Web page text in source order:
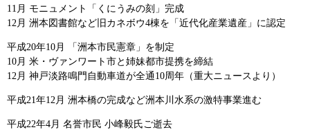
11月 モニュメント「くにうみの刻」完成
12月 洲本図書館など旧カネボウ4棟を「近代化産業遺産」に認定
平成20年10月 「洲本市民憲章」を制定
10月 米・ヴァンワート市と姉妹都市提携を締結
12月 神戸淡路鳴門自動車道が全通10周年（重大ニュースより）
平成21年12月 洲本橋の完成など洲本川水系の激特事業進む
平成22年4月 名誉市民 小峰毅氏ご逝去